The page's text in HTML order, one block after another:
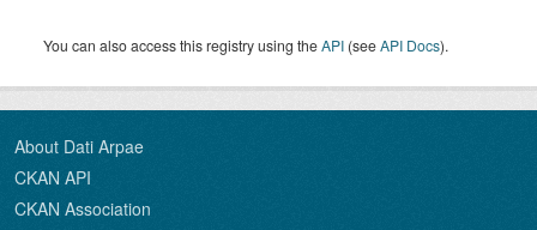
You can also access this registry using theAPI (seeAPI Docs).
About Dati Arpae
CKAN API
CKAN Association